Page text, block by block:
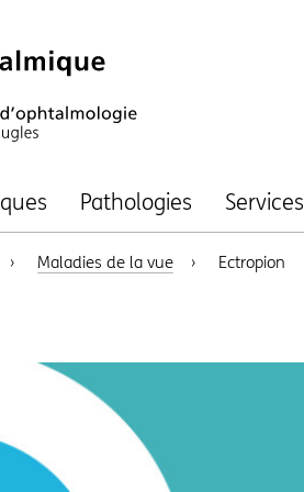
Pathologies Services
› Maladies de la vue › Ectropion